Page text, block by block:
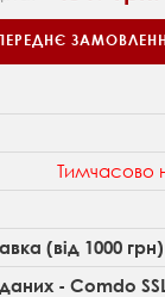
Тимчасово
(від 1000 грн)
- Comdo SSL